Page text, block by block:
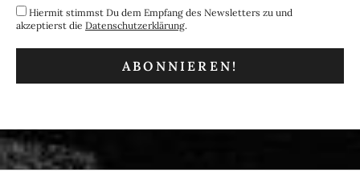
Hiermit stimmst Du dem Empfang des Newsletters zu und
akzeptierst die Datenschutzerklärung.